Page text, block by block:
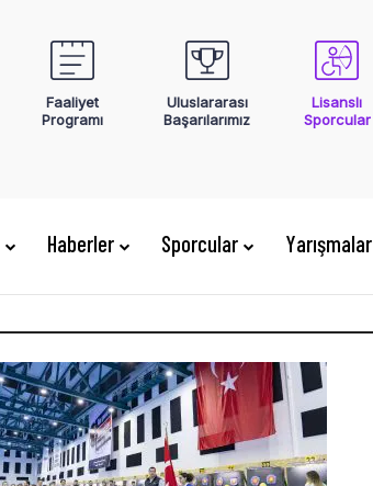
Faaliyet
Programı
Uluslararası
Başarılarımız
Lisanslı
Sporcular
Haberler Sporcular Yarışmalar